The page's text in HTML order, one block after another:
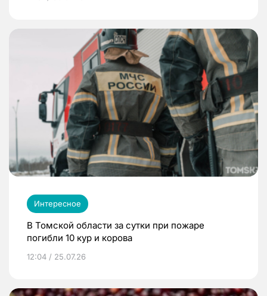
Интересное
В Томской области за сутки при пожаре
погибли 10 кур и корова
12:04 / 25.07.26